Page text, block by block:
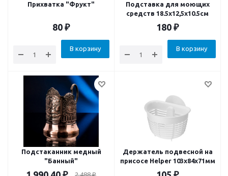
Прихватка "Фрукт"
80 ₽
В корзину
Подставка для моющих
средств 18.5х12,5х10.5см
180 ₽
В корзину
Подстаканник медный
"Банный"
2 488₽
Держатель подвесной на
присосе Helper 103x84x71мм